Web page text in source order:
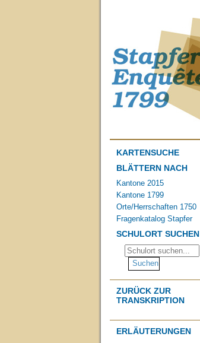
KARTENSUCHE
BLÄTTERN NACH
Kantone 2015
Kantone 1799
Orte/Herrschaften 1750
Fragenkatalog Stapfer
SCHULORT SUCHEN
ZURÜCK ZUR
TRANSKRIPTION
ERLÄUTERUNGEN